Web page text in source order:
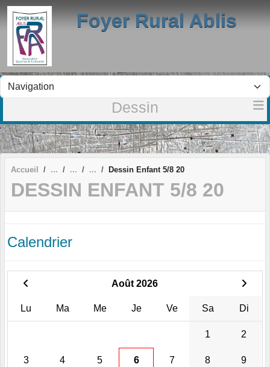
Foyer Rural Ablis
Dessin
Accueil Dessin Enfant 5/8 20
DESSIN ENFANT 5/8 20
Calendrier
Août 2026
Lu Ma Me Je Ve Sa Di
1 2
3 4 5 6 7 8 9
Panneau de gestion des cookies